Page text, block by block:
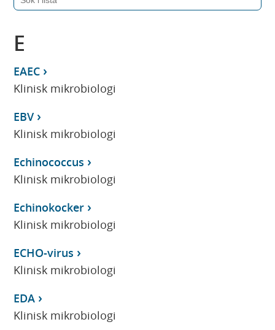
E
EAEC
Klinisk mikrobiologi
EBV
Klinisk mikrobiologi
Echinococcus
Klinisk mikrobiologi
Echinokocker
Klinisk mikrobiologi
ECHO-virus
Klinisk mikrobiologi
EDA
Klinisk mikrobiologi